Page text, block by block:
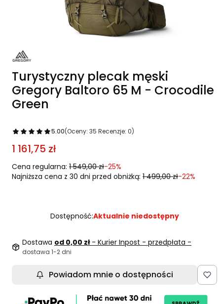
Turystyczny plecak męski
Gregory Baltoro 65 M - Crocodile
Green
5.00(Oceny: 35 Recenzje: 0)
1 161,75 zł
Cena regularna: 1 549,00 zł-25%
Najniższa cena z 30 dni przed obniżką: 1 499,00 zł-22%
Dostępność:Aktualnie niedostępny
Dostawa od 0,00 zł - Kurier Inpost - przedpłata -
dostawa 1-2 dni
Powiadom mnie o dostępności